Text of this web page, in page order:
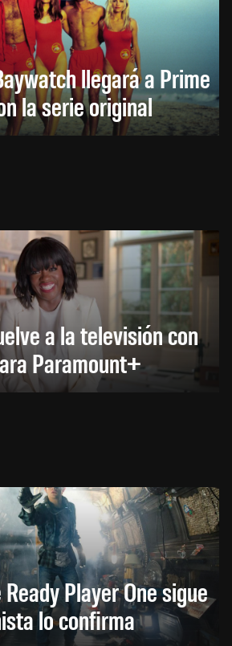
llegará a Prime
la serie original
a la televisión con
Paramount+
Player One sigue
lo confirma